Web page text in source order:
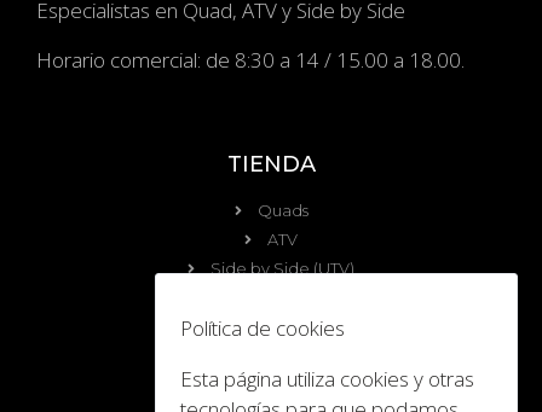
Especialistas en Quad, ATV y Side by Side
Horario comercial: de 8:30 a 14 / 15.00 a 18.00.
TIENDA
Quads
ATV
Side by Side (UTV)
OCIO
Calendario
Viajes y Eventos
Política de cookies
Esta página utiliza cookies y otras